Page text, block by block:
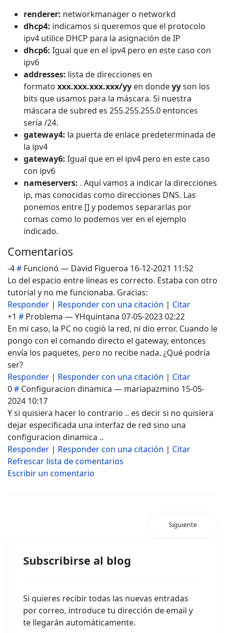
renderer: networkmanager o networkd
dhcp4: indicamos si queremos que el protocolo
ipv4 utilice DHCP para la asignación de IP
dhcp6: Igual que en el ipv4 pero en este caso con
ipv6
addresses: lista de direcciones en
formato xxx.xxx.xxx.xxx/yy en dondeyyson los
bits que usamos para la máscara. Si nuestra
máscara de subred es 255.255.255.0 entonces
sería /24.
gateway4: la puerta de enlace predeterminada de
la ipv4
gateway6: Igual que en el ipv4 pero en este caso
con ipv6
nameservers: . Aquí vamos a indicar la direcciones
ip, mas conocidas como direcciones DNS. Las
ponemos entre [] y podemos separarlas por
comas como lo podemos ver en el ejemplo
indicado.
Comentarios
-4# Funcionó — David Figueroa 16-12-2021 11:52
Lo del espacio entre líneas es correcto. Estaba con otro
tutorial y no me funcionaba. Gracias:
Responder | Responder con una citación | Citar
+1 # Problema —YHquintana 07-05-2023 02:22
En mi caso, la PC no cogió la red, ni dio error. Cuando le
pongo con el comando directo el gateway, entonces
envía los paquetes, pero no recibe nada. ¿Qué podría
ser?
Responder | Responder con una citación | Citar
0# Configuracion dinamica — mariapazmino 15-05-
2024 10:17
Y si quisiera hacer lo contrario .. es decir si no quisiera
dejar especificada una interfaz de red sino una
configuracion dinamica ..
Responder | Responder con una citación | Citar
Refrescar lista de comentarios
Escribir un comentario
Siguiente
Subscribirse al blog
Si quieres recibir todas las nuevas entradas
por correo, introduce tu dirección de email y
te llegarán automáticamente.